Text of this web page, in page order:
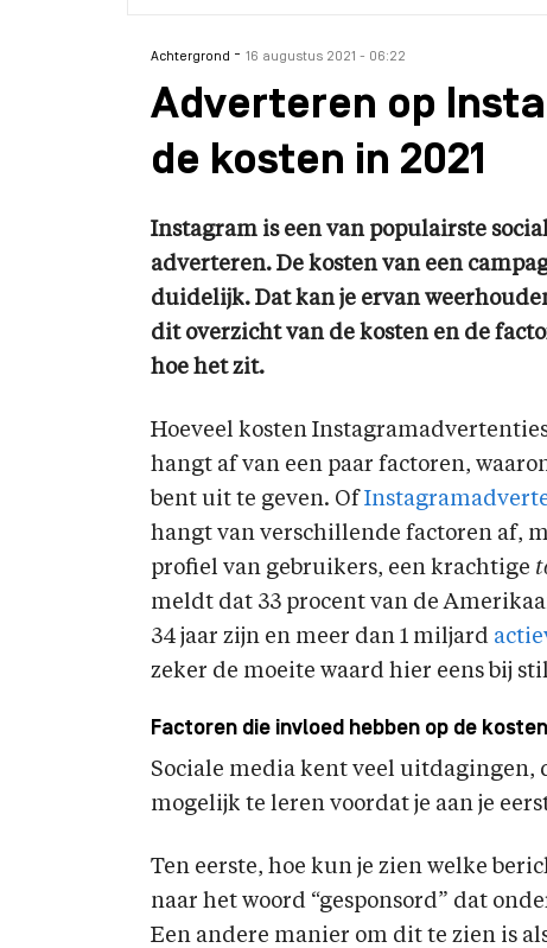
Achtergrond - 16 augustus 2021 - 06:22
Adverteren op
de kosten in 2021
Instagram is een van populairste
adverteren. De kosten van een
duidelijk. Dat kan je ervan
dit overzicht van de kosten en de
hoe het zit.
Hoeveel kosten
hangt af van een paar factoren,
bent uit te geven. Of
hangt van verschillende factoren af,
profiel van gebruikers, een krachtige
meldt dat 33 procent van de
34 jaar zijn en meer dan 1 miljard
zeker de moeite waard hier eens bij
Factoren die invloed hebben op de
Sociale media kent veel uitdagingen,
mogelijk te leren voordat je aan je
Ten eerste, hoe kun je zien welke
naar het woord “gesponsord” dat
Een andere manier om dit te zien is